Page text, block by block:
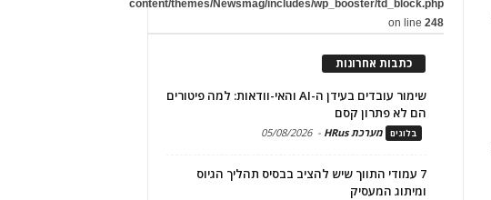
content/themes/Newsmag/includes/wp_booster/td_block.php
on line248
כתבות אחרונות
שימור עובדים בעידן ה-AI והאי-וודאות: למה פיטורים
הם לא פתרון קסם
בלוגים מערכת HRus -
05/08/2026
7 עמודי התווך שיש להציב בבסיס תהליך הגיוס
ומיתוג המעסיק